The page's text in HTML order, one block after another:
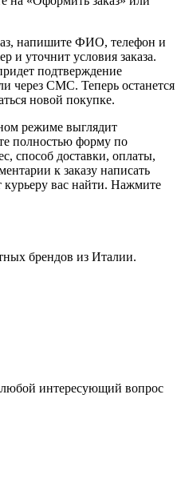
напишите ФИО, телефон и
и уточнит условия заказа.
подтверждение
через СМС. Теперь останется
новой покупке.
режиме выглядит
полностью форму по
способ доставки, оплаты,
к заказу написать
вас найти. Нажмите
брендов из Италии.
интересующий вопрос